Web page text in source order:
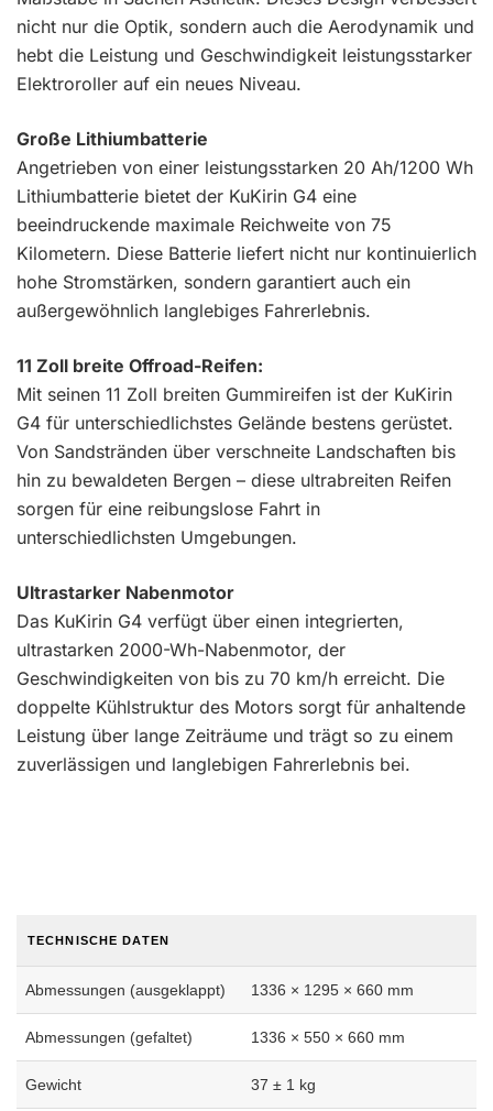
nicht nur die Optik, sondern auch die Aerodynamik und
hebt die Leistung und Geschwindigkeit leistungsstarker
Elektroroller auf ein neues Niveau.
Große Lithiumbatterie
Angetrieben von einer leistungsstarken 20 Ah/1200 Wh
Lithiumbatterie bietet der KuKirin G4 eine
beeindruckende maximale Reichweite von 75
Kilometern. Diese Batterie liefert nicht nur kontinuierlich
hohe Stromstärken, sondern garantiert auch ein
außergewöhnlich langlebiges Fahrerlebnis.
11 Zoll breite Offroad-Reifen:
Mit seinen 11 Zoll breiten Gummireifen ist der KuKirin
G4 für unterschiedlichstes Gelände bestens gerüstet.
Von Sandstränden über verschneite Landschaften bis
hin zu bewaldeten Bergen – diese ultrabreiten Reifen
sorgen für eine reibungslose Fahrt in
unterschiedlichsten Umgebungen.
Ultrastarker Nabenmotor
Das KuKirin G4 verfügt über einen integrierten,
ultrastarken 2000-Wh-Nabenmotor, der
Geschwindigkeiten von bis zu 70 km/h erreicht. Die
doppelte Kühlstruktur des Motors sorgt für anhaltende
Leistung über lange Zeiträume und trägt so zu einem
zuverlässigen und langlebigen Fahrerlebnis bei.
TECHNISCHE DATEN
Abmessungen (ausgeklappt) 1336 × 1295 × 660 mm
Abmessungen (gefaltet) 1336 × 550 × 660 mm
Gewicht 37 ± 1 kg